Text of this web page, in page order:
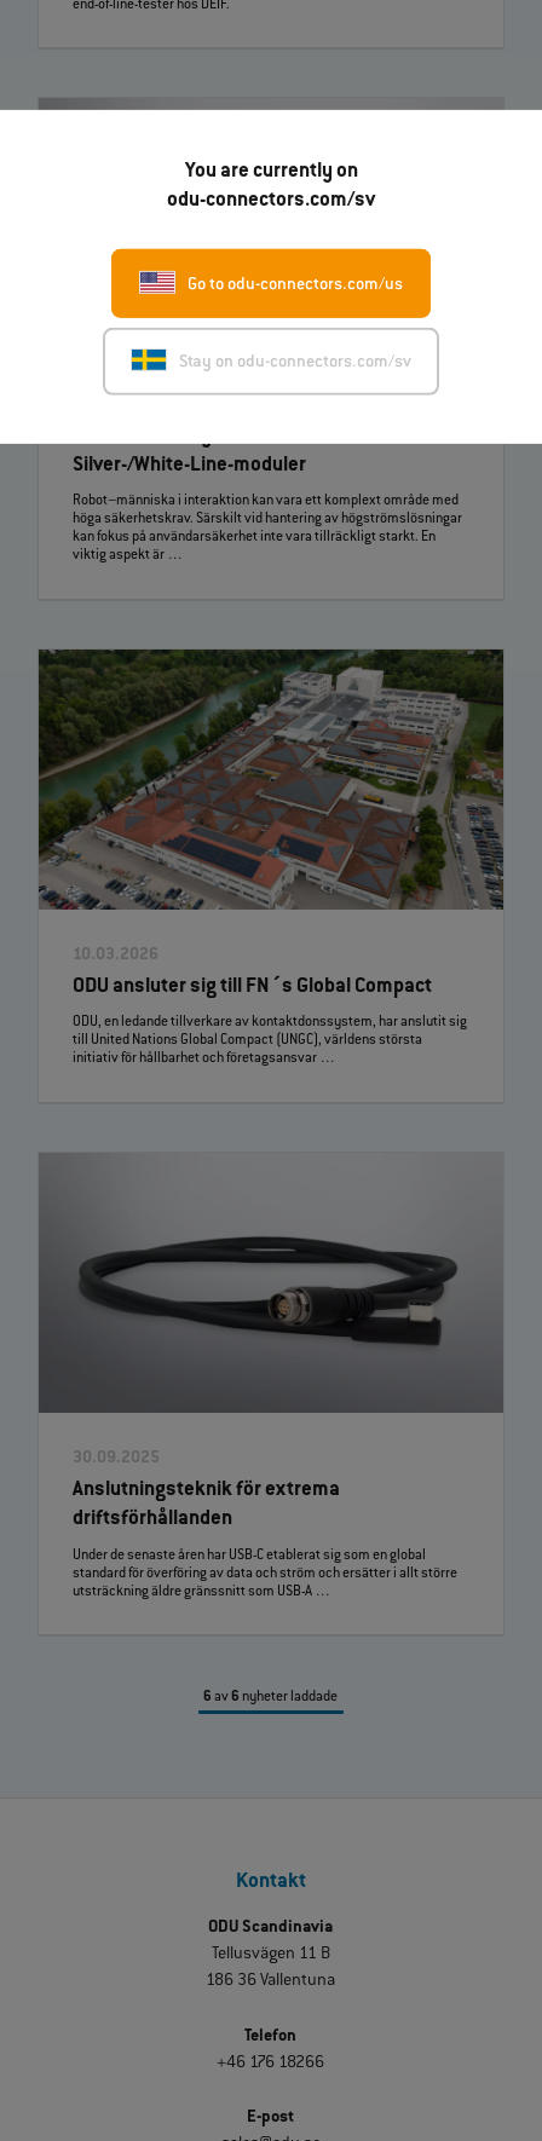
You are currently on
odu-connectors.com/sv
Go to odu-connectors.com/us
Stay on odu-connectors.com/sv
end‑of‑line‑tester hos DEIF.
Silver‑/White‑Line‑moduler
Robot–människa i interaktion kan vara ett komplext område med
höga säkerhetskrav. Särskilt vid hantering av högströmslösningar
kan fokus på användarsäkerhet inte vara tillräckligt starkt. En
viktig aspekt är …
10.03.2026
ODU ansluter sig till FN´s Global Compact
ODU, en ledande tillverkare av kontaktdonssystem, har anslutit sig
till United Nations Global Compact (UNGC), världens största
initiativ för hållbarhet och företagsansvar …
30.09.2025
Anslutningsteknik för extrema
driftsförhållanden
Under de senaste åren har USB‑C etablerat sig som en global
standard för överföring av data och ström och ersätter i allt större
utsträckning äldre gränssnitt som USB‑A …
6 av6 nyheter laddade
Kontakt
ODU Scandinavia
Tellusvägen 11 B
186 36 Vallentuna
Telefon
+46 176 18266
E-post